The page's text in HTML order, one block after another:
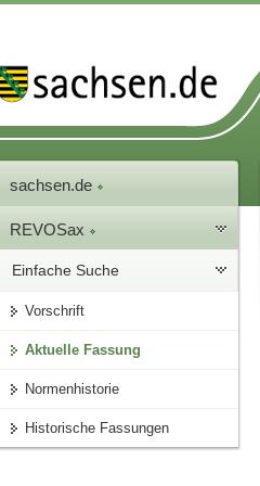
sachsen.de
REVOSax
Einfache Suche
Vorschrift
Aktuelle Fassung
Normenhistorie
Historische Fassungen